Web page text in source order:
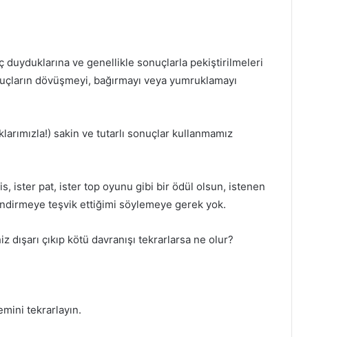
duyduklarına ve genellikle sonuçlarla pekiştirilmeleri
dövüşmeyi, bağırmayı veya yumruklamayı
sakin ve tutarlı sonuçlar kullanmamız
ister pat, ister top oyunu gibi bir ödül olsun, istenen
teşvik ettiğimi söylemeye gerek yok.
çıkıp kötü davranışı tekrarlarsa ne olur?
tekrarlayın.